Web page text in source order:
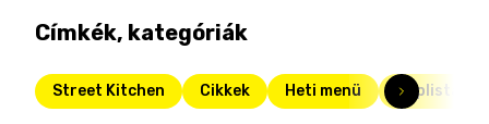
Címkék, kategóriák
Street Kitchen Cikkek Heti menü Toplista